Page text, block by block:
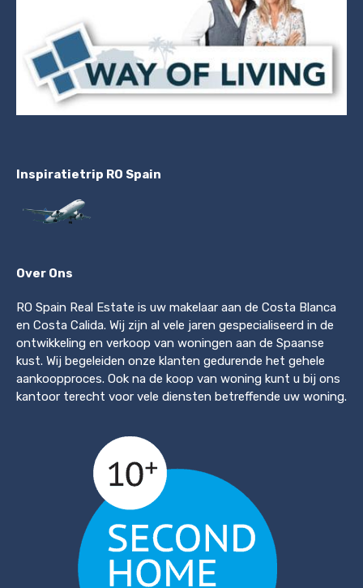
Inspiratietrip RO Spain
Over Ons
RO Spain Real Estate is uw makelaar aan de Costa Blanca
en Costa Calida. Wij zijn al vele jaren gespecialiseerd in de
ontwikkeling en verkoop van woningen aan de Spaanse
kust. Wij begeleiden onze klanten gedurende het gehele
aankoopproces. Ook na de koop van woning kunt u bij ons
kantoor terecht voor vele diensten betreffende uw woning.